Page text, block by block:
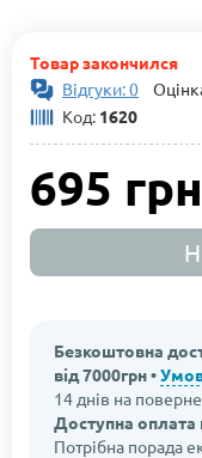
Товар закончился
Відгуки: 0
Код: 1620
695 грн
Безкоштовна
від 7000грн •
14 днів на
Доступна
Потрібна порада